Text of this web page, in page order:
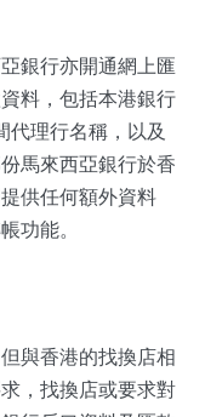
銀行亦開通網上匯
料，包括本港銀行
代理行名稱，以及
馬來西亞銀行於香
供任何額外資料
功能。
與香港的找換店相
，找換店或要求對